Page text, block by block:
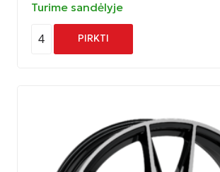
Turime sandėlyje
4 PIRKTI